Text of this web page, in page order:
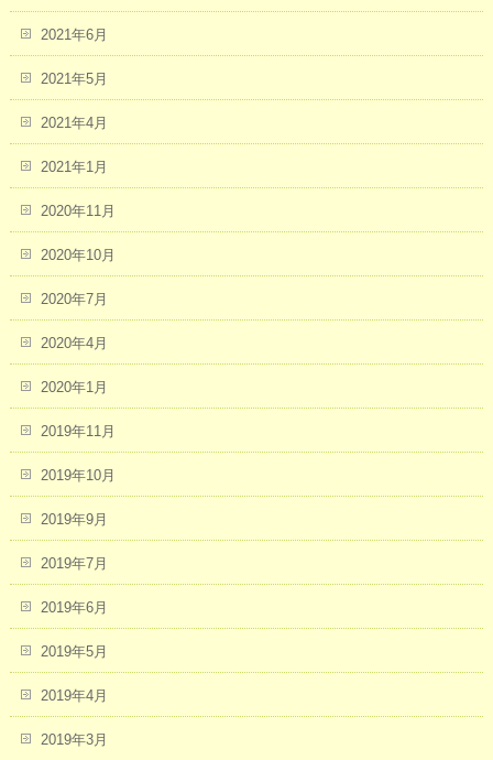
2021年6月
2021年5月
2021年4月
2021年1月
2020年11月
2020年10月
2020年7月
2020年4月
2020年1月
2019年11月
2019年10月
2019年9月
2019年7月
2019年6月
2019年5月
2019年4月
2019年3月